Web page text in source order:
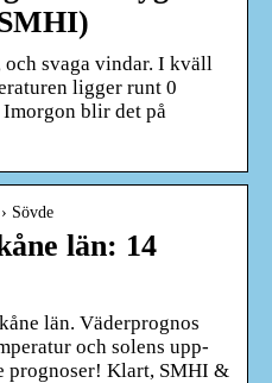
och svaga vindar. I kväll
ligger runt 0
Imorgon blir det på
Sövde
län: 14
län. Väderprognos
och solens upp-
prognoser! Klart, SMHI &